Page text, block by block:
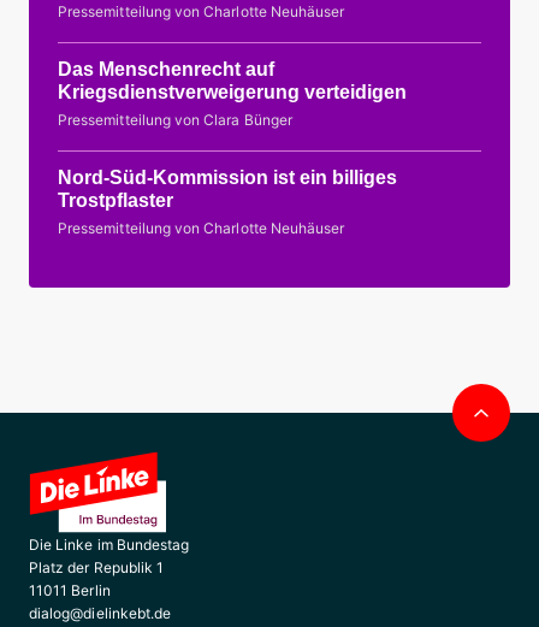
Pressemitteilung von Charlotte Neuhäuser
Das Menschenrecht auf
Kriegsdienstverweigerung verteidigen
Pressemitteilung von Clara Bünger
Nord-Süd-Kommission ist ein billiges
Trostpflaster
Pressemitteilung von Charlotte Neuhäuser
Die Linke im Bundestag
Platz der Republik 1
11011 Berlin
dialog@dielinkebt.de